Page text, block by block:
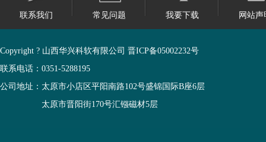
联系我们 常见问题 我要下载 网站声
Copyright ? 山西华兴科软有限公司 晋ICP备05002232号
联系电话：0351-5288195
公司地址：太原市小店区平阳南路102号盛锦国际B座6层
太原市晋阳街170号汇镪磁材5层